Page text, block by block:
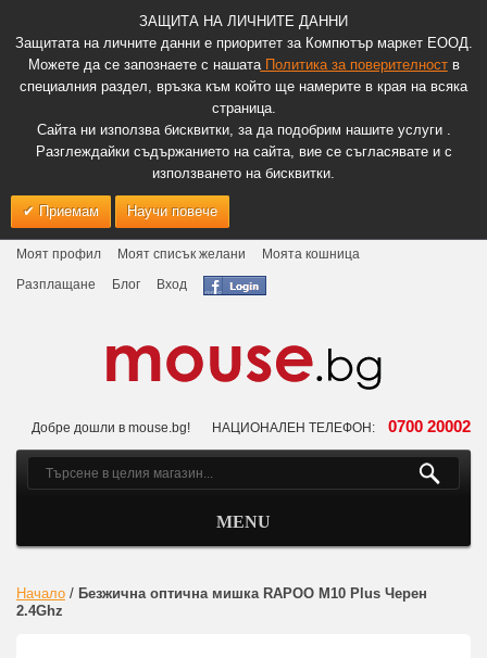
ЗАЩИТА НА ЛИЧНИТЕ ДАННИ
Защитата на личните данни е приоритет за Компютър маркет ЕООД.
Можете да се запознаете с нашатаПолитика за поверителноств
специалния раздел, връзка към който ще намерите в края на всяка
страница.
Сайта ни използва бисквитки, за да подобрим нашите услуги .
Разглеждайки съдържанието на сайта, вие се съгласявате и с
използването на бисквитки.
Приемам Научи повече
Моят профил Моят списък желани
Моята кошница
Разплащане
Блог Вход
Добре дошли в mouse.bg! НАЦИОНАЛЕН ТЕЛЕФОН: 0700 20002
MENU
Начало / Безжична оптична мишка RAPOO M10 Plus Черен
2.4Ghz